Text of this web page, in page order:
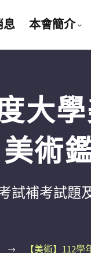
息 本會簡介
大
美術
試補考試題
【美術】112